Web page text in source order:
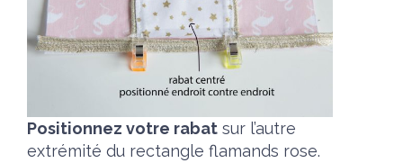
Positionnez votre rabat sur l’autre
extrémité du rectangle flamands rose.